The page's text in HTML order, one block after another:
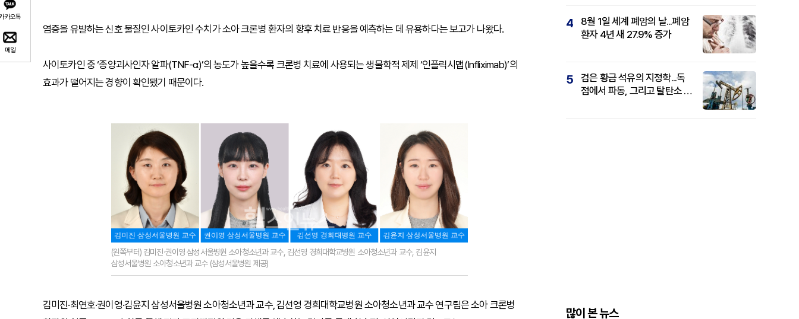
카오톡
메일
염증을 유발하는 신호 물질인 사이토카인 수치가 소아 크론병 환자의 향후 치료 반응을 예측하는 데 유용하다는 보고가 나왔다.
사이토카인 중 ‘종양괴사인자 알파(TNF-α)’의 농도가 높을수록 크론병 치료에 사용되는 생물학적 제제 ‘인플릭시맵(Infliximab)’의
효과가 떨어지는 경향이 확인됐기 때문이다.
(왼쪽부터) 김미진·권이영 삼성서울병원 소아청소년과 교수, 김선영 경희대학교병원 소아청소년과 교수, 김윤지
삼성서울병원 소아청소년과 교수 (삼성서울병원 제공)
김미진·최연호·권이영·김윤지 삼성서울병원 소아청소년과 교수, 김선영 경희대학교병원 소아청소년과 교수 연구팀은 소아 크론병
4
8월 1일 세계 폐암의 날...폐암
환자 4년 새 27.9% 증가
5
검은 황금 석유의 지정학...독
점에서 파동, 그리고 탈탄소 패
많이 본 뉴스